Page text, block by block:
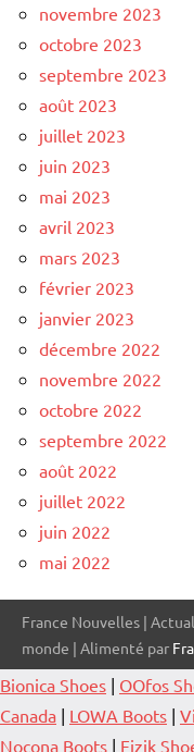
novembre 2023
octobre 2023
septembre 2023
août 2023
juillet 2023
juin 2023
mai 2023
avril 2023
mars 2023
février 2023
janvier 2023
décembre 2022
novembre 2022
octobre 2022
septembre 2022
août 2022
juillet 2022
juin 2022
mai 2022
France Nouvelles |
monde | Alimenté par
Bionica Shoes | OOfos
Canada | LOWA Boots |
Nocona Boots | Fizik